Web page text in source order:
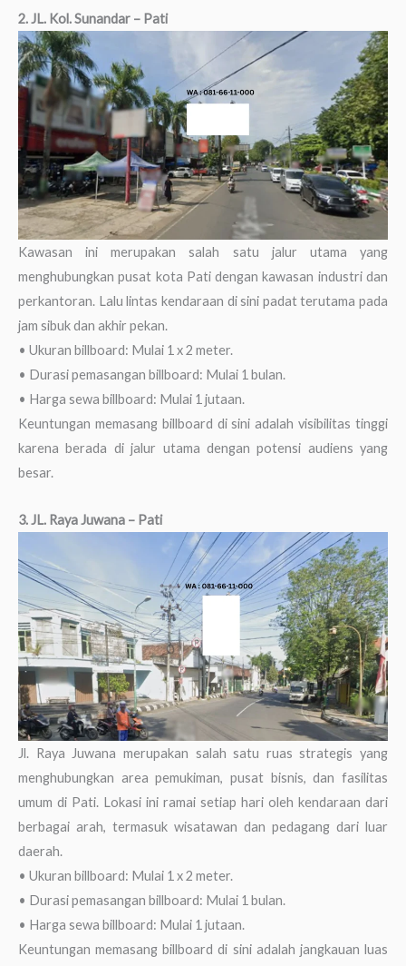
2. JL. Kol. Sunandar – Pati
Kawasan ini merupakan salah satu jalur utama yang
menghubungkan pusat kota Pati dengan kawasan industri dan
perkantoran. Lalu lintas kendaraan di sini padat terutama pada
jam sibuk dan akhir pekan.
• Ukuran billboard: Mulai 1 x 2 meter.
• Durasi pemasangan billboard: Mulai 1 bulan.
• Harga sewa billboard: Mulai 1 jutaan.
Keuntungan memasang billboard di sini adalah visibilitas tinggi
karena berada di jalur utama dengan potensi audiens yang
besar.
3. JL. Raya Juwana – Pati
Jl. Raya Juwana merupakan salah satu ruas strategis yang
menghubungkan area pemukiman, pusat bisnis, dan fasilitas
umum di Pati. Lokasi ini ramai setiap hari oleh kendaraan dari
berbagai arah, termasuk wisatawan dan pedagang dari luar
daerah.
• Ukuran billboard: Mulai 1 x 2 meter.
• Durasi pemasangan billboard: Mulai 1 bulan.
• Harga sewa billboard: Mulai 1 jutaan.
Keuntungan memasang billboard di sini adalah jangkauan luas